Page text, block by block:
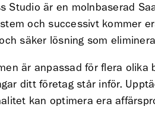
Studio är en molnbaserad
och successivt kommer
säker lösning som
är anpassad för flera
ditt företag står inför.
kan optimera era